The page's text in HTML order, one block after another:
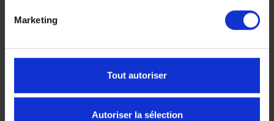
Marketing
Tout autoriser
Autoriser la sélection